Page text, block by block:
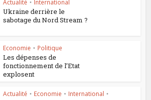
Actualité • International
Ukraine derrière le
sabotage du Nord Stream ?
Economie • Politique
Les dépenses de
fonctionnement de l’Etat
explosent
Actualité • Economie • International •